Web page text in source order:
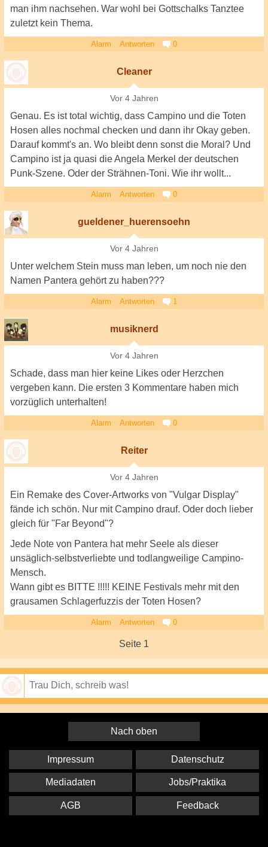
man ihm nachsehen. War wohl bei Gottschalks Tanztee
zuletzt kein Thema.
Alarm Antworten 0
Cleaner
Vor 4 Jahren
Genau. Es ist total wichtig, dass Campino und die Toten
Hosen alles nochmal checken und dann ihr Okay geben.
Darauf kommt's an. Wo bleibt denn sonst die Moral? Und
Campino ist ja quasi die Angela Merkel der deutschen
Punk-Szene. Oder der Strähnen-Toni. Wie ihr wollt...
Alarm Antworten 0
gueldener_huerensoehn
Vor 4 Jahren
Unter welchem Stein muss man leben, um noch nie den
Namen Pantera gehört zu haben???
Alarm Antworten 1
musiknerd
Vor 4 Jahren
Schade, dass man hier keine Likes oder Herzchen
vergeben kann. Die ersten 3 Kommentare haben mich
vorzüglich unterhalten!
Alarm Antworten 0
Reiter
Vor 4 Jahren
Ein Remake des Cover-Artworks von "Vulgar Display"
fände ich schön. Nur mit Campino drauf. Oder doch lieber
gleich für "Far Beyond"?
Jede Note von Pantera hat mehr Seele als dieser
unsäglich-selbstverliebte und todlangweilige Campino-
Mensch.
Wann gibt es BITTE !!!!! KEINE Festivals mehr mit den
grausamen Schlagerfuzzis der Toten Hosen?
Alarm Antworten 0
Seite 1
Nach oben
Impressum Datenschutz
Mediadaten Jobs/Praktika
AGB Feedback